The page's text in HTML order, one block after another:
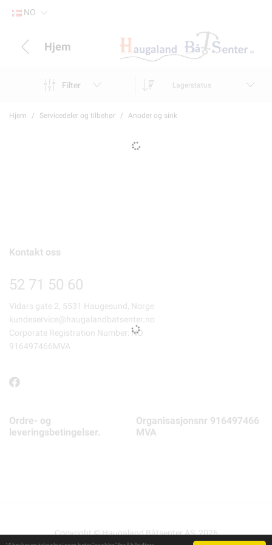
NO
Hjem
Filter Lagerstatus
Hjem Servicedeler og tilbehør Anoder og sink
Kontakt oss
52 71 50 60
Vidars gate 2, 5531 Haugesund, Norge
kundeservice@haugalandbatsenter.no
Corporate Registration Number: NO
916497466MVA
Ordre- og
leveringsbetingelser.
Organisasjonsnr 916497466
MVA
Copyright © Haugaland Båtsenter AS, 2026